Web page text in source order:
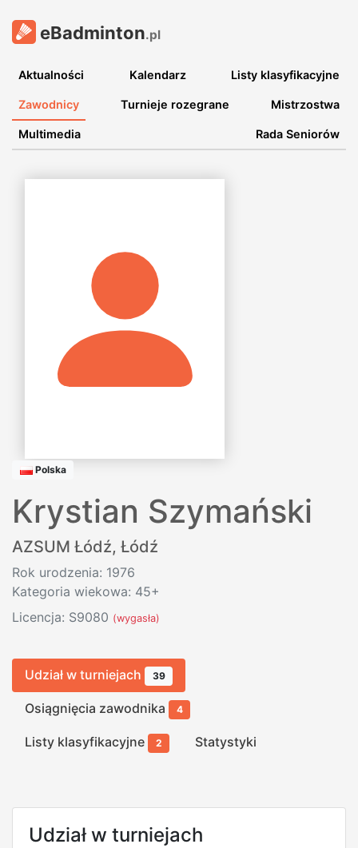
eBadminton.pl
Aktualności Kalendarz Listy klasyfikacyjne
Zawodnicy Turnieje rozegrane Mistrzostwa
Multimedia Rada Seniorów
Polska
Krystian Szymański
AZSUM Łódź, Łódź
Rok urodzenia: 1976
Kategoria wiekowa: 45+
Licencja: S9080 (wygasła)
Udział w turniejach 39
Osiągnięcia zawodnika 4
Listy klasyfikacyjne 2 Statystyki
Udział w turniejach